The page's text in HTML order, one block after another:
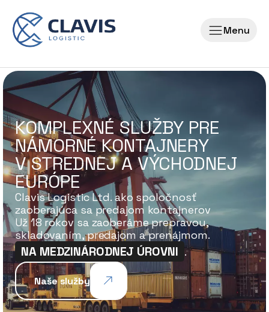
Menu
KOMPLEXNÉ SLUŽBY PRE
NÁMORNÉ KONTAJNERY
V STREDNEJ A VÝCHODNEJ
EURÓPE
Clavis Logistic Ltd. ako spoločnosť
zaoberajúca sa predajom kontajnerov
Už 18 rokov sa zaoberáme prepravou,
skladovaním, predajom a prenájmom.
NA MEDZINÁRODNEJ ÚROVNI .
Naše služby